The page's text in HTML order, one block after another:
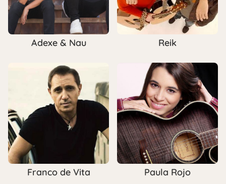
Adexe & Nau Reik
Franco de Vita Paula Rojo